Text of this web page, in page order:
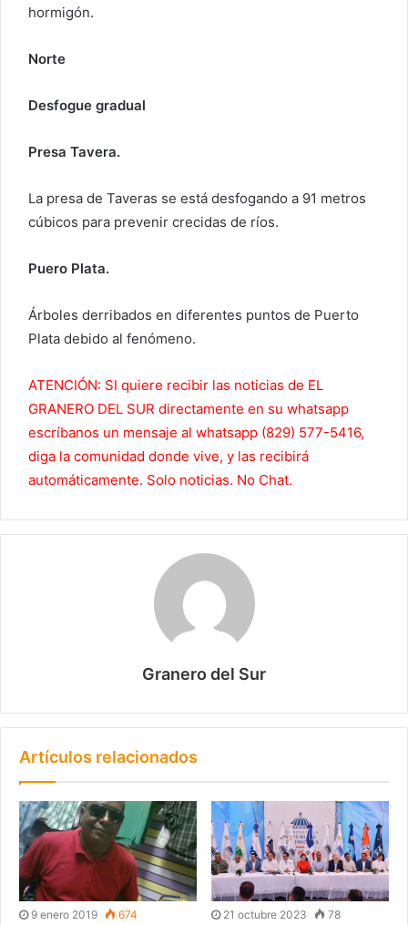
hormigón.
Norte
Desfogue gradual
Presa Tavera.
La presa de Taveras se está desfogando a 91 metros
cúbicos para prevenir crecidas de ríos.
Puero Plata.
Árboles derribados en diferentes puntos de Puerto
Plata debido al fenómeno.
ATENCIÓN: SI quiere recibir las noticias de EL
GRANERO DEL SUR directamente en su whatsapp
escríbanos un mensaje al whatsapp (829) 577-5416,
diga la comunidad donde vive, y las recibirá
automáticamente. Solo noticias. No Chat.
Granero del Sur
Artículos relacionados
9 enero 2019 674 21 octubre 2023 78